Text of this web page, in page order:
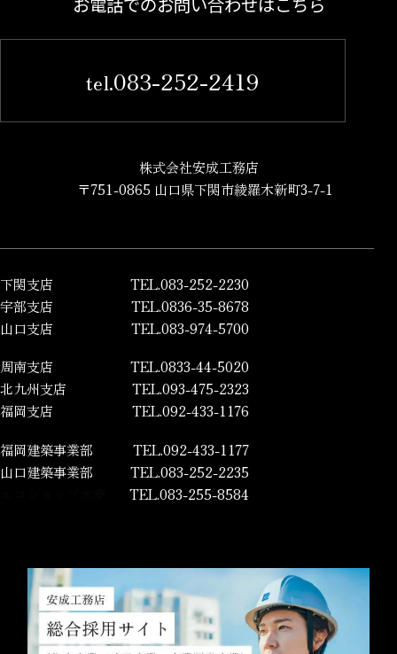
tel.083-252-2419
株式会社安成工務店
〒751-0865 山口県下関市綾羅木新町3-7-1
下関支店
TEL.083-252-2230
宇部支店
TEL.0836-35-8678
山口支店
TEL.083-974-5700
周南支店
TEL.0833-44-5020
北九州支店
TEL.093-475-2323
福岡支店
TEL.092-433-1176
福岡建築事業部
TEL.092-433-1177
山口建築事業部
TEL.083-252-2235
TEL.083-255-8584